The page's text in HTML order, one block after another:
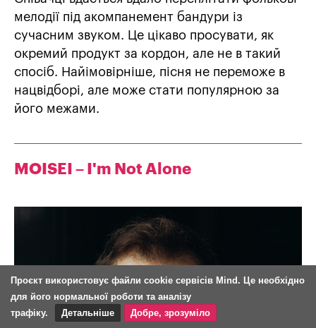
мелодії під акомпанемент бандури із
сучасним звуком. Це цікаво просувати, як
окремий продукт за кордон, але не в такий
спосіб. Найімовірніше, пісня не переможе в
нацвідборі, але може стати популярною за
його межами.
MOISEI – I'm Not Alone
Проєкт використовує файли cookie сервісів Mind. Це необхідно
для його нормальної роботи та аналізу
трафіку.
Детальніше Добре, зрозуміло